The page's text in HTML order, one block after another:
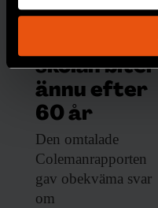
Ta reda på mer om hur
helst från cookie-
Vi använder
och annonserna till
för sociala medier och
vidarebefordrar även
information från din
annons- och
Colemans
skolan biter
ännu efter
60 år
Den omtalade
Colemanrapporten
gav obekväma svar
om